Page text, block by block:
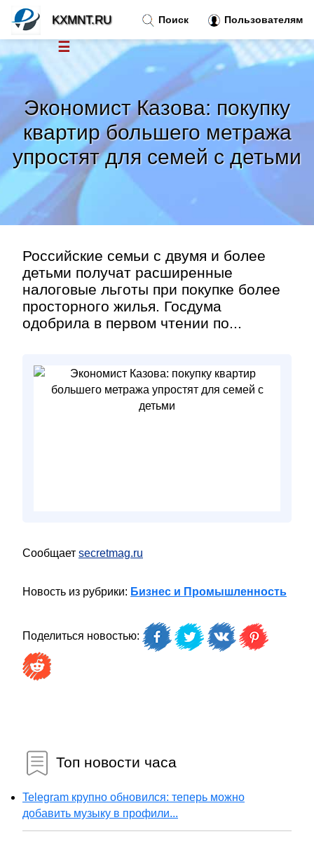
Экономист Казова: покупку
квартир большего метража
упростят для семей с детьми
Российские семьи с двумя и более
детьми получат расширенные
налоговые льготы при покупке более
просторного жилья. Госдума
одобрила в первом чтении по...
Сообщает secretmag.ru
Новость из рубрики: Бизнес и Промышленность
Поделиться новостью:
Топ новости часа
Telegram крупно обновился: теперь можно
добавить музыку в профили...
Поиск Пользователям
KXMNT.RU
☰
Новости
Тренды новостей»
Рубрики»
Правила »